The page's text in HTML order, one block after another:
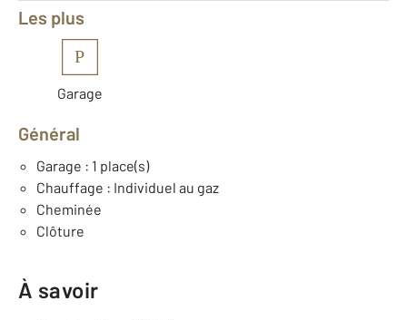
Les plus
P
Garage
Général
Garage : 1 place(s)
Chauffage : Individuel au gaz
Cheminée
Clôture
À savoir